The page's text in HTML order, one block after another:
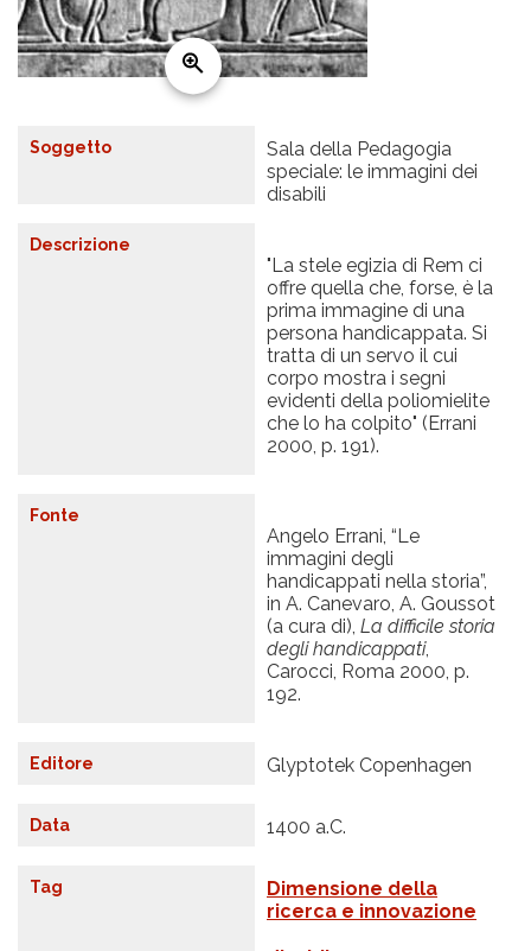
Soggetto
Sala della Pedagogia
speciale: le immagini dei
disabili
Descrizione
"La stele egizia di Rem ci
offre quella che, forse, è la
prima immagine di una
persona handicappata. Si
tratta di un servo il cui
corpo mostra i segni
evidenti della poliomielite
che lo ha colpito" (Errani
2000, p. 191).
Fonte
Angelo Errani, “Le
immagini degli
handicappati nella storia”,
in A. Canevaro, A. Goussot
(a cura di), La difficile storia
degli handicappati,
Carocci, Roma 2000, p.
192.
Editore Glyptotek Copenhagen
Data 1400 a.C.
Tag
Dimensione della
ricerca e innovazione